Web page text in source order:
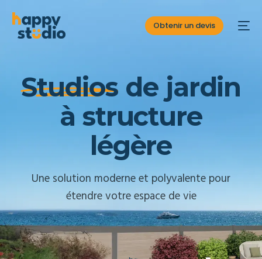
Obtenir un devis
Studios de jardin
à structure
légère
Une solution moderne et polyvalente pour
étendre votre espace de vie